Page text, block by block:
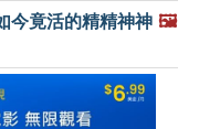
今竟活的精精神神 🖼️